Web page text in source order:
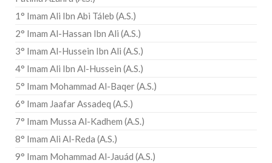
1° Imam Ali Ibn Abi Táleb (A.S.)
2° Imam Al-Hassan Ibn Ali (A.S.)
3° Imam Al-Hussein Ibn Ali (A.S.)
4° Imam Ali Ibn Al-Hussein (A.S.)
5° Imam Mohammad Al-Baqer (A.S.)
6° Imam Jaafar Assadeq (A.S.)
7° Imam Mussa Al-Kadhem (A.S.)
8° Imam Ali Al-Reda (A.S.)
9° Imam Mohammad Al-Jauád (A.S.)